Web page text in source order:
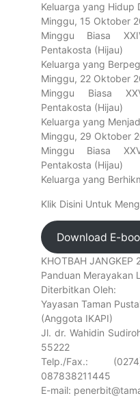
Keluarga yang Hidup
Minggu, 15 Oktober
Minggu Biasa
Pentakosta (Hijau)
Keluarga yang
Minggu, 22 Oktober
Minggu Biasa
Pentakosta (Hijau)
Keluarga yang
Minggu, 29 Oktober
Minggu Biasa
Pentakosta (Hijau)
Keluarga yang
Klik Disini Untuk
Download E-
KHOTBAH JANGKEP
Panduan Merayakan
Diterbitkan Oleh:
Yayasan Taman
(Anggota IKAPI)
Jl. dr. Wahidin
55222
Telp./Fax.:
087838211445
E-mail: